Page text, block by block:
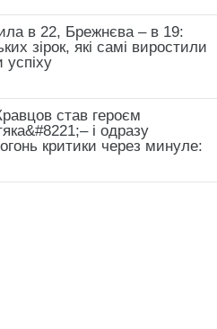
в 22, Брежнєва – в 19:
зірок, які самі виростили
успіху
став героєм
і одразу
критики через минуле: